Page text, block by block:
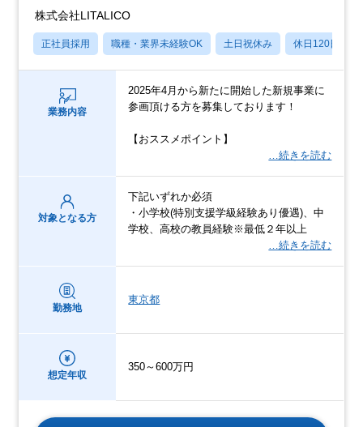
株式会社LITALICO
正社員採用 職種・業界未経験OK 土日祝休み 休日120日以上
業務内容
2025年4月から新たに開始した新規事業に
参画頂ける方を募集しております！
【おススメポイント】
…続きを読む
対象となる方
下記いずれか必須
・小学校(特別支援学級経験あり優遇)、中
学校、高校の教員経験※最低２年以上
…続きを読む
勤務地
東京都
想定年収
350～600万円